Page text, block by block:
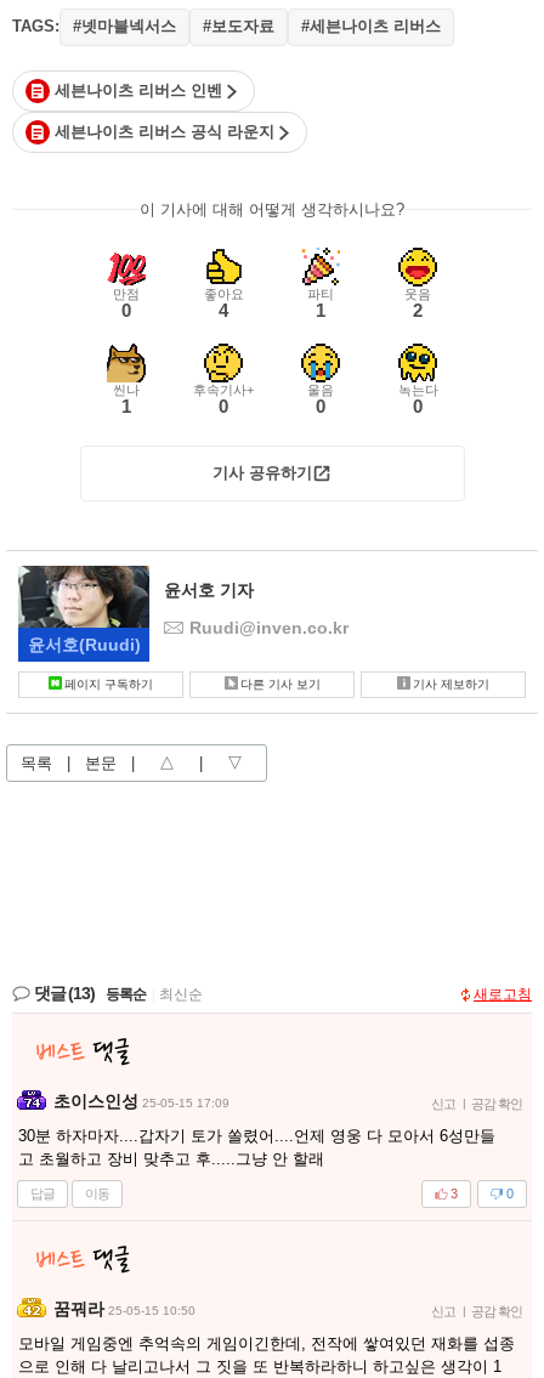
TAGS: #넷마블넥서스 #보도자료 #세븐나이츠 리버스
세븐나이츠 리버스 인벤
세븐나이츠 리버스 공식 라운지
이 기사에 대해 어떻게 생각하시나요?
만점
0
좋아요
4
파티
1
웃음
2
씬나
1
후속기사+
0
울음
0
녹는다
0
기사 공유하기
윤서호(Ruudi)
윤서호 기자
Ruudi@inven.co.kr
페이지 구독하기 다른 기사 보기 기사 제보하기
목록 | 본문 | △ | ▽
댓글(13) 등록순 최신순 새로고침
초이스인성 25-05-15 17:09 신고 | 공감 확인
30분 하자마자....갑자기 토가 쏠렸어....언제 영웅 다 모아서 6성만들
고 초월하고 장비 맞추고 후.....그냥 안 할래
답글 이동 0
3
꿈꿔라 25-05-15 10:50 신고 | 공감 확인
모바일 게임중엔 추억속의 게임이긴한데, 전작에 쌓여있던 재화를 섭종
으로 인해 다 날리고나서 그 짓을 또 반복하라하니 하고싶은 생각이 1